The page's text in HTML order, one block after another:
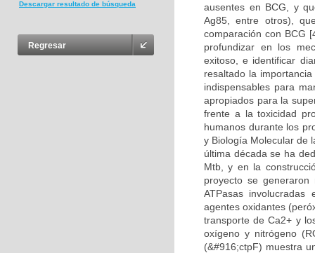
Descargar resultado de búsqueda
Regresar
ausentes en BCG, y
Ag85, entre otros),
comparación con BCG
profundizar en los
exitoso, e identificar
resaltado la
indispensables para
apropiados para la
frente a la toxicidad
humanos durante los
y Biología Molecular de
última década se ha
Mtb, y en la
proyecto se
ATPasas
agentes oxidantes
transporte de Ca2+ y
oxígeno y nitrógeno
(&#916;ctpF) muestra